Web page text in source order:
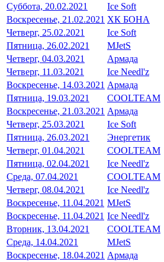
Суббота, 20.02.2021
Ice Soft
Воскресенье, 21.02.2021 ХК БОНА
Четверг, 25.02.2021
Ice Soft
Пятница, 26.02.2021
MJetS
Четверг, 04.03.2021
Армада
Четверг, 11.03.2021
Ice Needl'z
Воскресенье, 14.03.2021 Армада
Пятница, 19.03.2021
COOLTEAM
Воскресенье, 21.03.2021 Армада
Четверг, 25.03.2021
Ice Soft
Пятница, 26.03.2021
Энергетик
Четверг, 01.04.2021
COOLTEAM
Пятница, 02.04.2021
Ice Needl'z
Среда, 07.04.2021
COOLTEAM
Четверг, 08.04.2021
Ice Needl'z
Воскресенье, 11.04.2021 MJetS
Воскресенье, 11.04.2021 Ice Needl'z
Вторник, 13.04.2021
COOLTEAM
Среда, 14.04.2021
MJetS
Воскресенье, 18.04.2021 Армада